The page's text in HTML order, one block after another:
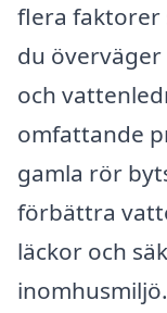
flera faktorer
du
och
omfattande
gamla rör
förbättra
läckor och